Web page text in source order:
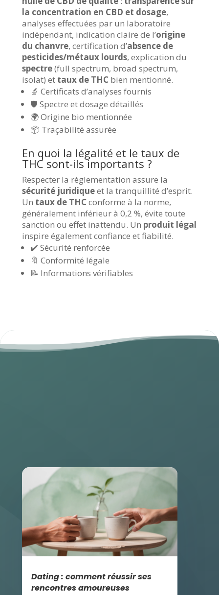
la concentration en CBD et dosage,
analyses effectuées par un laboratoire
indépendant, indication claire de l’origine
du chanvre, certification d’absence de
pesticides/métaux lourds, explication du
spectre(full spectrum, broad spectrum,
isolat) et taux de THCbien mentionné.
🔬 Certificats d’analyses fournis
🛡 Spectre et dosage détaillés
🌍 Origine bio mentionnée
📦 Traçabilité assurée
En quoi la légalité et le taux de
THC sont-ils importants ?
Respecter la réglementation assure la
sécurité juridiqueet la tranquillité d’esprit.
Un taux de THCconforme à la norme,
généralement inférieur à 0,2 %, évite toute
sanction ou effet inattendu. Un produit légal
inspire également confiance et fiabilité.
✔️ Sécurité renforcée
🔖 Conformité légale
📝 Informations vérifiables
Dating : comment réussir ses
rencontres amoureuses